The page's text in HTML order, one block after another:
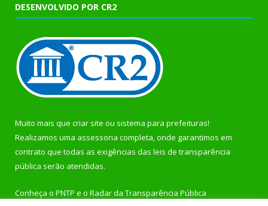
DESENVOLVIDO POR CR2
Muito mais que criar site ou sistema para prefeituras!
Realizamos uma assessoria completa, onde garantimos em
contrato que todas as exigências das leis de transparência
pública serão atendidas.
Conheça o PNTP e o Radar da Transparência Pública